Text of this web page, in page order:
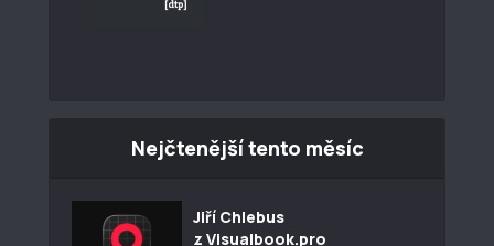
Nejčtenější tento měsíc
Jiří Chlebus
z Visualbook.pro